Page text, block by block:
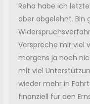
Reha habe ich
aber abgelehnt. Bin
Verspreche mir viel
morgens ja noch
mit viel
wieder mehr in
finanziell für den